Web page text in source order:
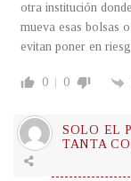
otra institución
mueva esas bolsas
evitan poner en
0 0
SOLO EL
TANTA